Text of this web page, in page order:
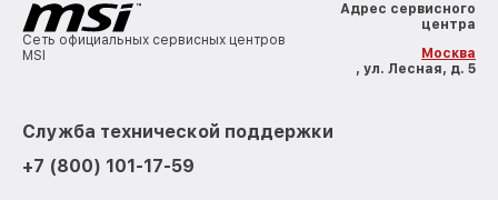
Сеть официальных сервисных центров
MSI
Адрес сервисного
центра
Москва
, ул. Лесная, д. 5
Служба технической поддержки
+7 (800) 101-17-59